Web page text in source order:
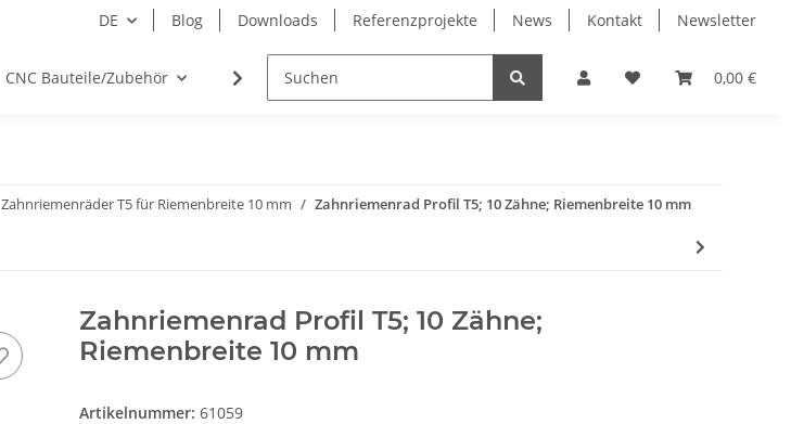
DE Blog Downloads Referenzprojekte News Kontakt Newsletter
0,00 €
CNC Bauteile/Zubehör Elektro Lagertechnik Lineartechnik
Zahnriemenräder T5 für Riemenbreite 10 mm Zahnriemenrad Profil T5; 10 Zähne; Riemenbreite 10 mm
Zahnriemenrad Profil T5; 10 Zähne;
Riemenbreite 10 mm
Artikelnummer: 61059